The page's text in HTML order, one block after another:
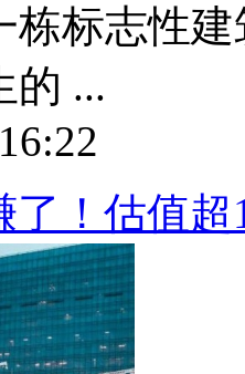
栋标志性
的 ...
了！估值超